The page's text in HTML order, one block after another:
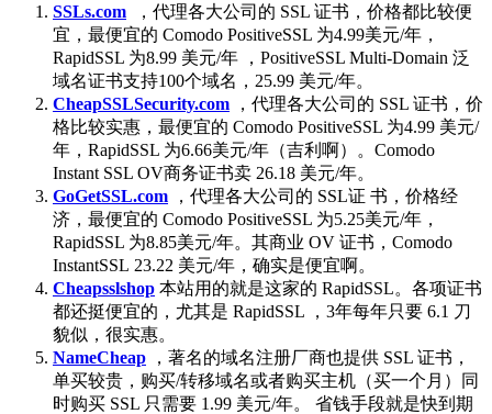
SSLs.com ，代理各大公司的 SSL 证书，价格都比较便
宜，最便宜的 Comodo PositiveSSL 为4.99美元/年，
RapidSSL 为8.99 美元/年 ，PositiveSSL Multi-Domain 泛
域名证书支持100个域名，25.99 美元/年。
CheapSSLSecurity.com ，代理各大公司的 SSL 证书，价
格比较实惠，最便宜的 Comodo PositiveSSL 为4.99 美元/
年，RapidSSL 为6.66美元/年（吉利啊）。Comodo
Instant SSL OV商务证书卖 26.18 美元/年。
GoGetSSL.com ，代理各大公司的 SSL证 书，价格经
济，最便宜的 Comodo PositiveSSL 为5.25美元/年，
RapidSSL 为8.85美元/年。其商业 OV 证书，Comodo
InstantSSL 23.22 美元/年，确实是便宜啊。
Cheapsslshop 本站用的就是这家的 RapidSSL。各项证书
都还挺便宜的，尤其是 RapidSSL ，3年每年只要 6.1 刀
貌似，很实惠。
NameCheap ，著名的域名注册厂商也提供 SSL 证书，
单买较贵，购买/转移域名或者购买主机（买一个月）同
时购买 SSL 只需要 1.99 美元/年。 省钱手段就是快到期